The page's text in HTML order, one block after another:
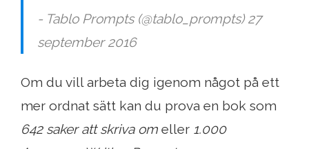
- Tablo Prompts (@tablo_prompts) 27
september 2016
Om du vill arbeta dig igenom något på ett
mer ordnat sätt kan du prova en bok som
642 saker att skriva om eller 1.000